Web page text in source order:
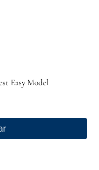
Easy Model